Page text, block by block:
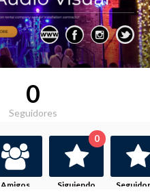
0
Seguidores
Amigos Siguiendo
0